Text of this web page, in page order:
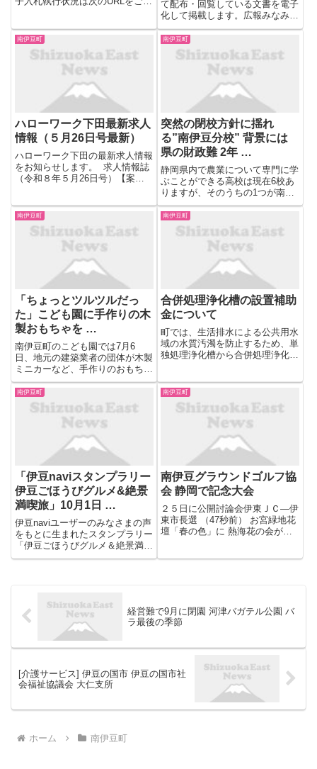
交付金（結核・精神）申請支援業
務委託の入札が執行されましたの
で、その結果を公表します...
て配布・回覧している文書を電子
化して掲載します。広報みなみい
ず（毎月１日発行）と広報みなみ
いず『お知らせ版』（毎月15日
発行）は、下のリンク先からご覧
ください。 広報みなみいずの記
事は こちら広報みなみいず
南伊豆町
ハローワーク下田最新求人
情報（５月26日号最新）
ハローワーク下田の最新求人情報
をお知らせします。 求人情報誌
（令和８年５月26日号）【案
火曜日です。 ※求人の詳しい内
容については、必ずハローワーク
にてご確認ください。...
南伊豆町
突然の閉校方針に揺れ
る”南伊豆分校” 背景には
県の財政難 2年 …
静岡県内で農業について専門に学
ぶことができる高校は現在6校あ
りますが、そのうちの1つが南伊
豆町にある下田高校南伊豆分校で
す。ただ、県教育委員会が突如と
して閉校の方針を示し揺れていま
す。伊豆半島の最南端に位置する
南伊豆町。この地域で唯一、農
南伊豆町
「ちょっとツルツルだっ
た」こども園に手作りの木
製おもちゃを …
南伊豆町のこども園では7月6
日、地元の建築業者の団体が木製
ミニカーなど、手作りのおもちゃ
を贈りました。 【写真を見る】
「ちょっとツルツルだった」こど
も園に手作りの木製おもちゃをプ
レゼント 建築業者の団体が贈呈=
静岡・南伊豆町 建築業者でつ
南伊豆町
合併処理浄化槽の設置補助
金について
町では、生活排水による公共用水
域の水質汚濁を防止するため、単
独処理浄化槽から合併処理浄化槽
する方に、費用の一部を補助しま
す。 補助対象区域 町内の次
の地区を除いた区域 ・公共...
南伊豆町
「伊豆naviスタンプラリー
伊豆ごほうびグルメ&絶景
満喫旅」10月1日 …
伊豆naviユーザーのみなさまの声
をもとに生まれたスタンプラリー
「伊豆ごほうびグルメ＆絶景満喫
旅」が10月1日から始まります！
南伊豆町
南伊豆グラウンドゴルフ協
会 静岡で記念大会
２５日に公開討論会伊東ＪＣ―伊
東市長選 （47秒前） お宮緑地花
壇「春の色」に 熱海花の会が植
経営難で9月に閉園 河津バガテル公園 バ
ラ最後の季節
[介護サービス] 伊豆の国市 伊豆の国市社
会福祉協議会 大仁支所
ホーム 南伊豆町